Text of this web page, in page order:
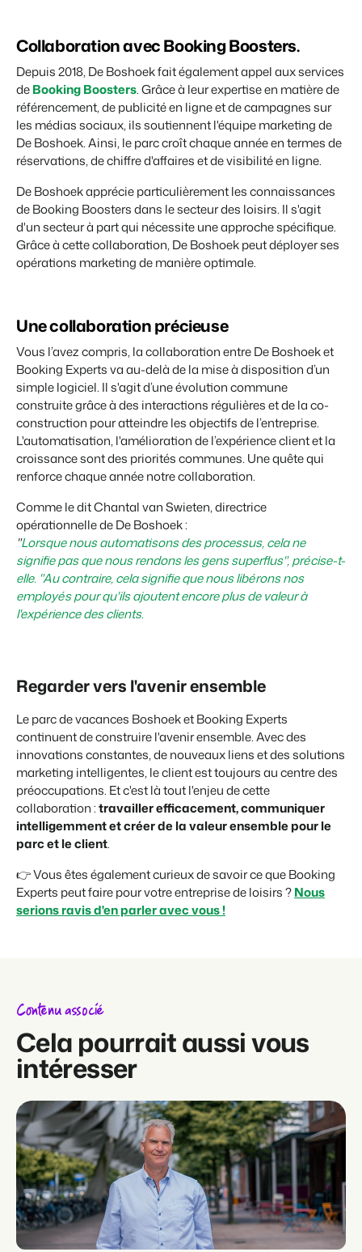
Collaboration avec Booking Boosters.
Depuis 2018, De Boshoek fait également appel aux services
deBooking Boosters. Grâce à leur expertise en matière de
référencement, de publicité en ligne et de campagnes sur
les médias sociaux, ils soutiennent l'équipe marketing de
De Boshoek. Ainsi, le parc croît chaque année en termes de
réservations, de chiffre d'affaires et de visibilité en ligne.
De Boshoek apprécie particulièrement les connaissances
de Booking Boosters dans le secteur des loisirs. Il s'agit
d'un secteur à part qui nécessite une approche spécifique.
Grâce à cette collaboration, De Boshoek peut déployer ses
opérations marketing de manière optimale.
Une collaboration précieuse
Vous l’avez compris, la collaboration entre De Boshoek et
Booking Experts va au-delà de la mise à disposition d’un
simple logiciel. Il s'agit d’une évolution commune
construite grâce à des interactions régulières et de la co-
construction pour atteindre les objectifs de l’entreprise.
L'automatisation, l'amélioration de l’expérience client et la
croissance sont des priorités communes. Une quête qui
renforce chaque année notre collaboration.
Comme le dit Chantal van Swieten, directrice
opérationnelle de De Boshoek :
"Lorsque nous automatisons des processus, cela ne
signifie pas que nous rendons les gens superflus", précise-t-
elle. "Au contraire, cela signifie que nous libérons nos
employés pour qu'ils ajoutent encore plus de valeur à
l'expérience des clients.
Regarder vers l'avenir ensemble
Le parc de vacances Boshoek et Booking Experts
continuent de construire l'avenir ensemble. Avec des
innovations constantes, de nouveaux liens et des solutions
marketing intelligentes, le client est toujours au centre des
préoccupations. Et c'est là tout l'enjeu de cette
collaboration :travailler efficacement, communiquer
intelligemment et créer de la valeur ensemble pour le
parc et le client.
👉 Vous êtes également curieux de savoir ce que Booking
Experts peut faire pour votre entreprise de loisirs ?Nous
serions ravis d'en parler avec vous !
Contenu associé
Cela pourrait aussi vous
intéresser